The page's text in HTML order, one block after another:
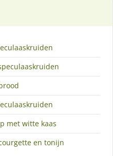
met witte kaas
en tonijn